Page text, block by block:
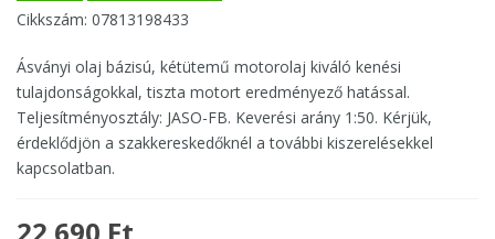
Cikkszám: 07813198433
Ásványi olaj bázisú, kétütemű motorolaj kiváló kenési
tulajdonságokkal, tiszta motort eredményező hatással.
Teljesítményosztály: JASO-FB. Keverési arány 1:50. Kérjük,
érdeklődjön a szakkereskedőknél a további kiszerelésekkel
kapcsolatban.